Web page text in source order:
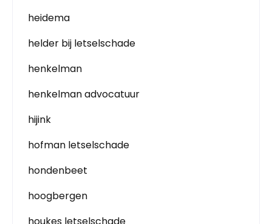
heidema
helder bij letselschade
henkelman
henkelman advocatuur
hijink
hofman letselschade
hondenbeet
hoogbergen